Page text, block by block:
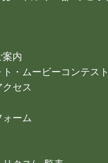
案内
ト・ムービーコンテスト
クセス
ォーム